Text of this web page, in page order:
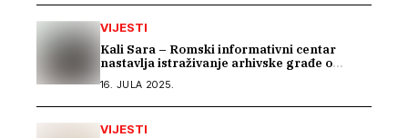
VIJESTI
Kali Sara – Romski informativni centar
nastavlja istraživanje arhivske građe o
Srpske
16. JULA 2025.
VIJESTI